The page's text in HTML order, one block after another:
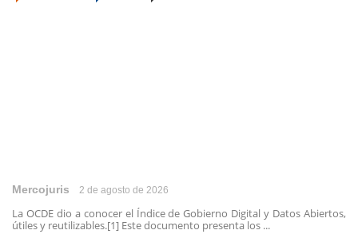
Mercojuris 2 de agosto de 2026
La OCDE dio a conocer el Índice de Gobierno Digital y Datos Abiertos,
útiles y reutilizables.[1] Este documento presenta los ...